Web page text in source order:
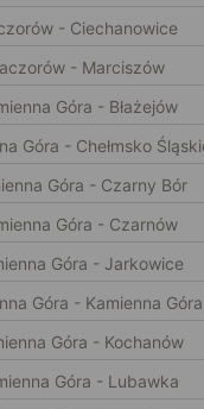
- Ciechanowice
- Marciszów
Góra - Błażejów
Góra - Chełmsko
Góra - Czarny Bór
Góra - Czarnów
Góra - Jarkowice
Góra - Kamienna Góra
Góra - Kochanów
Góra - Lubawka